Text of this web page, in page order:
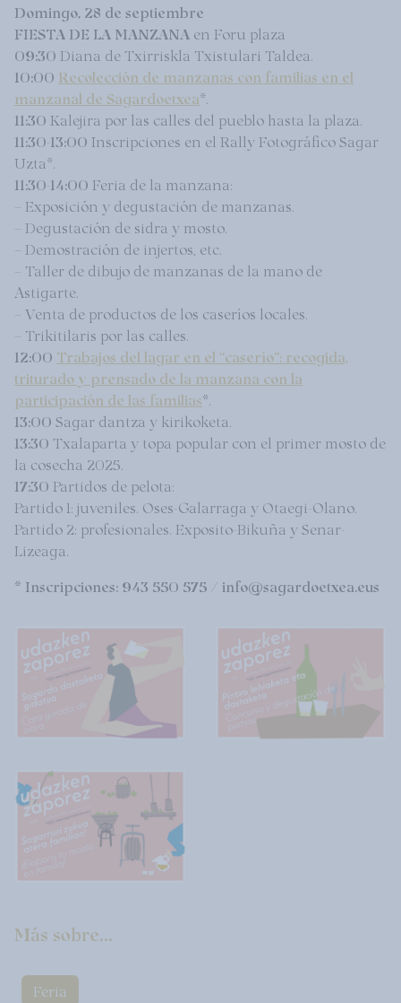
Domingo, 28 de septiembre
FIESTA DE LA MANZANA en Foru plaza
09:30 Diana de Txirriskla Txistulari Taldea.
10:00 Recolección de manzanas con familias en el
manzanal de Sagardoetxea*.
11:30 Kalejira por las calles del pueblo hasta la plaza.
11:30-13:00 Inscripciones en el Rally Fotográfico Sagar
Uzta*.
11:30-14:00 Feria de la manzana:
– Exposición y degustación de manzanas.
– Degustación de sidra y mosto.
– Demostración de injertos, etc.
– Taller de dibujo de manzanas de la mano de
Astigarte.
– Venta de productos de los caseríos locales.
– Trikitilaris por las calles.
12:00 Trabajos del lagar en el “caserío”: recogida,
triturado y prensado de la manzana con la
participación de las familias*.
13:00 Sagar dantza y kirikoketa.
13:30 Txalaparta y topa popular con el primer mosto de
la cosecha 2025.
17:30 Partidos de pelota:
Partido 1: juveniles. Oses-Galarraga y Otaegi-Olano.
Partido 2: profesionales. Exposito-Bikuña y Senar-
Lizeaga.
* Inscripciones: 943 550 575 / info@sagardoetxea.eus
Más sobre...
Feria